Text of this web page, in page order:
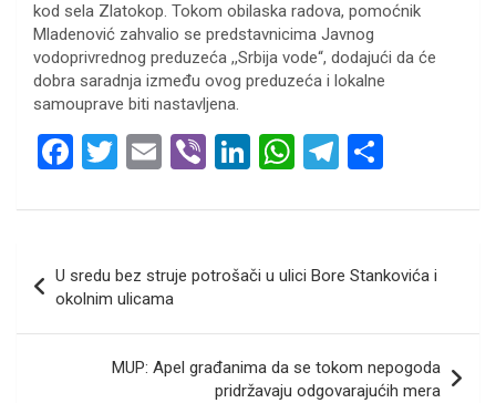
kod sela Zlatokop. Tokom obilaska radova, pomoćnik
Mladenović zahvalio se predstavnicima Javnog
vodoprivrednog preduzeća ,,Srbija vode“, dodajući da će
dobra saradnja između ovog preduzeća i lokalne
samouprave biti nastavljena.
F
ce
o
o
T
tt
E
ail
Vi
er
Li
ke
dI
n
W
at
s
A
p
p
T
e
gr
a
m
ar
e
чланка
U sredu bez struje potrošači u ulici Bore Stankovića i
okolnim ulicama
MUP: Apel građanima da se tokom nepogoda
pridržavaju odgovarajućih mera